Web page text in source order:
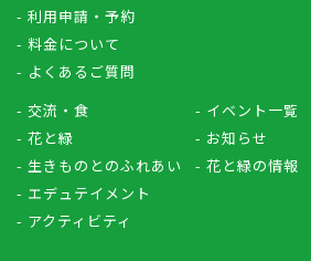
- 利用申請・予約
- 料金について
- よくあるご質問
- 交流・食
- 花と緑
- 生きものとのふれあい
- エデュテイメント
- アクティビティ
- イベント一覧
- お知らせ
- 花と緑の情報